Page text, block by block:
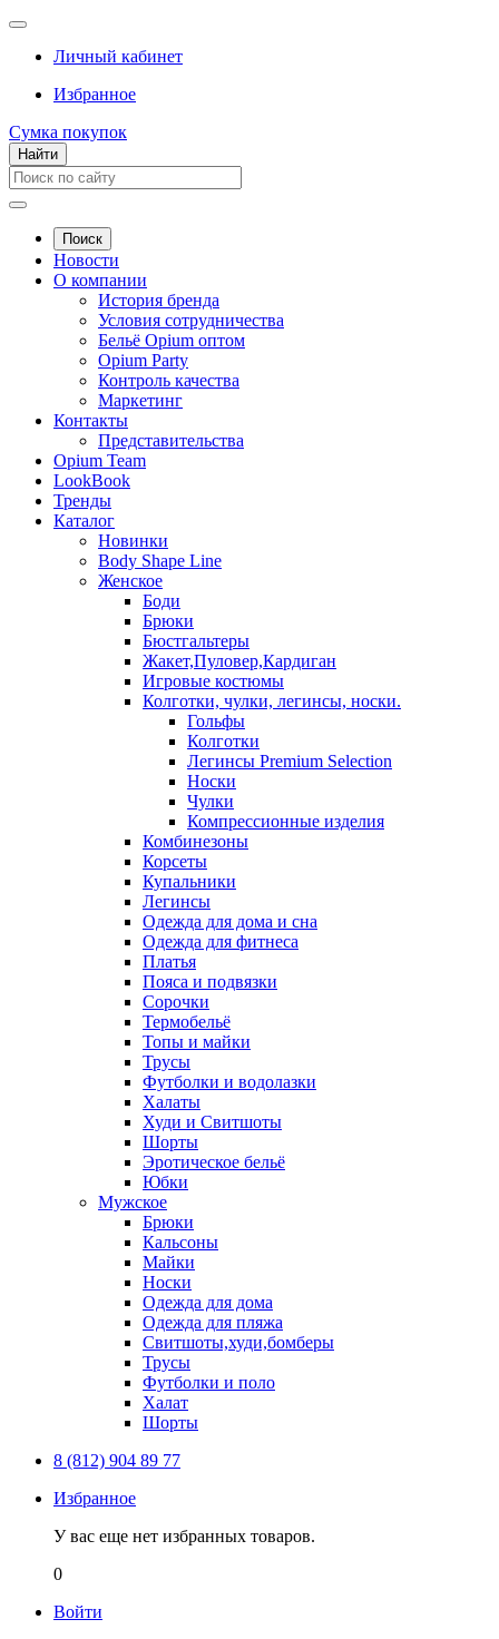
Личный кабинет
Избранное
Сумка покупок
Найти
Поиск
Новости
О компании
История бренда
Условия сотрудничества
Бельё Opium оптом
Opium Party
Контроль качества
Маркетинг
Контакты
Представительства
Opium Team
LookBook
Тренды
Каталог
Новинки
Body Shape Line
Женское
Боди
Брюки
Бюстгальтеры
Жакет,Пуловер,Кардиган
Игровые костюмы
Колготки, чулки, легинсы, носки.
Гольфы
Колготки
Легинсы Premium Selection
Носки
Чулки
Компрессионные изделия
Комбинезоны
Корсеты
Купальники
Легинсы
Одежда для дома и сна
Одежда для фитнеса
Платья
Пояса и подвязки
Сорочки
Термобельё
Топы и майки
Трусы
Футболки и водолазки
Халаты
Худи и Свитшоты
Шорты
Эротическое бельё
Юбки
Мужское
Брюки
Кальсоны
Майки
Носки
Одежда для дома
Одежда для пляжа
Свитшоты,худи,бомберы
Трусы
Футболки и поло
Халат
Шорты
8 (812) 904 89 77
Избранное
У вас еще нет избранных товаров.
0
Войти